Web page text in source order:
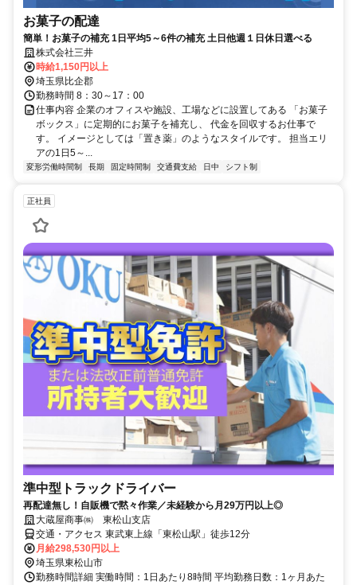
お菓子の配達
簡単！お菓子の補充 1日平均5～6件の補充 土日他週１日休日選べる
株式会社三井
時給1,150円以上
埼玉県比企郡
勤務時間 8：30～17：00
仕事内容 企業のオフィスや施設、工場などに設置してある 「お菓子
ボックス」に定期的にお菓子を補充し、 代金を回収するお仕事で
す。 イメージとしては「置き薬」のようなスタイルです。 担当エリ
アの1日5～...
変形労働時間制 長期 固定時間制 交通費支給 日中 シフト制
正社員
準中型トラックドライバー
再配達無し！自販機で黙々作業／未経験から月29万円以上◎
大蔵屋商事㈱ 東松山支店
交通・アクセス 東武東上線「東松山駅」徒歩12分
月給298,530円以上
埼玉県東松山市
勤務時間詳細 実働時間：1日あたり8時間 平均勤務日数：1ヶ月あた